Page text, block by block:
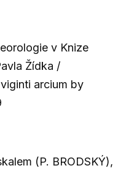
v Knize
Žídka /
arcium by
(P. BRODSKÝ),